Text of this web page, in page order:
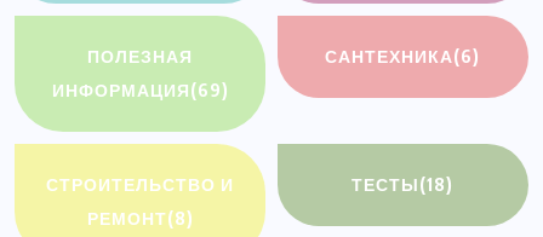
ПОЛЕЗНАЯ
ИНФОРМАЦИЯ(69)
САНТЕХНИКА(6)
СТРОИТЕЛЬСТВО И
РЕМОНТ(8)
ТЕСТЫ(18)